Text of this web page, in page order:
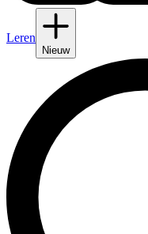
Leren
Nieuw